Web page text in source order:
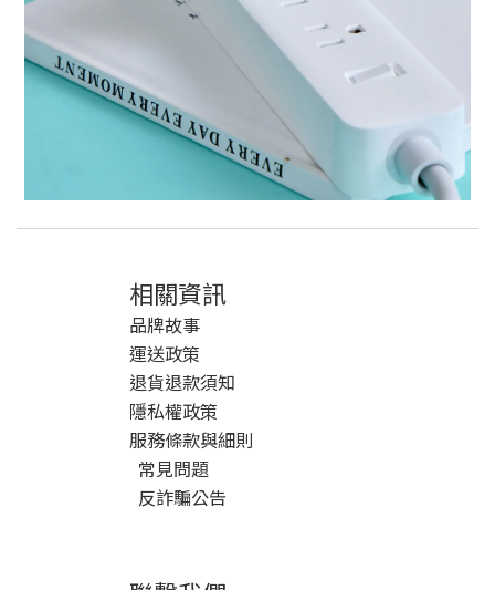
相關資訊
品牌故事
運送政策
退貨退款須知
隱私權政策
服務條款與細則
常見問題
反詐騙公告